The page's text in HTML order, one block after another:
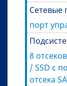
Сетевые
порт
8
/ SSD с
отсека